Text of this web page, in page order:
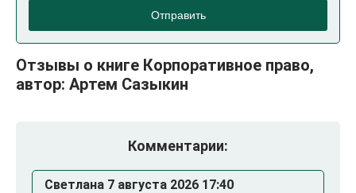
Отправить
Отзывы о книге Корпоративное право,
автор: Артем Сазыкин
Комментарии:
Светлана 7 августа 2026 17:40